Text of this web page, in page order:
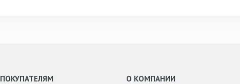
ПОКУПАТЕЛЯМ О КОМПАНИИ